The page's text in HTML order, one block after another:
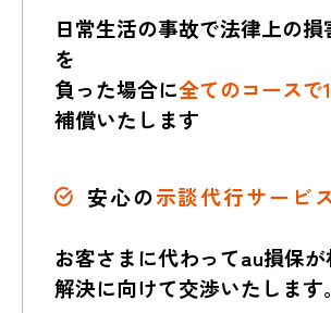
日常生活の事故で法律上の損
を
負った場合に全てのコースで
補償いたします
安心の示談代行サービ
お客さまに代わってau損保が
解決に向けて交渉いたします。